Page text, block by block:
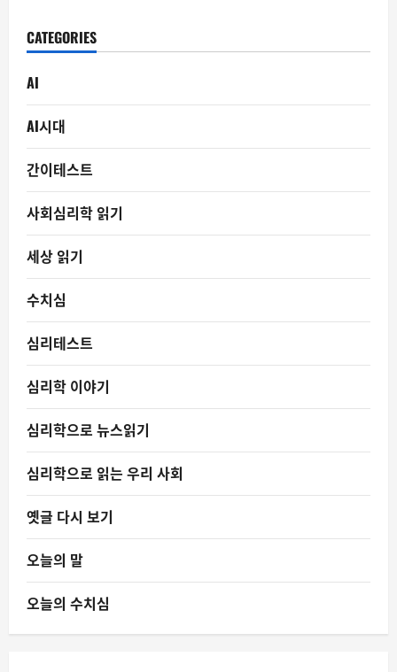
CATEGORIES
AI
AI시대
간이테스트
사회심리학 읽기
세상 읽기
수치심
심리테스트
심리학 이야기
심리학으로 뉴스읽기
심리학으로 읽는 우리 사회
옛글 다시 보기
오늘의 말
오늘의 수치심